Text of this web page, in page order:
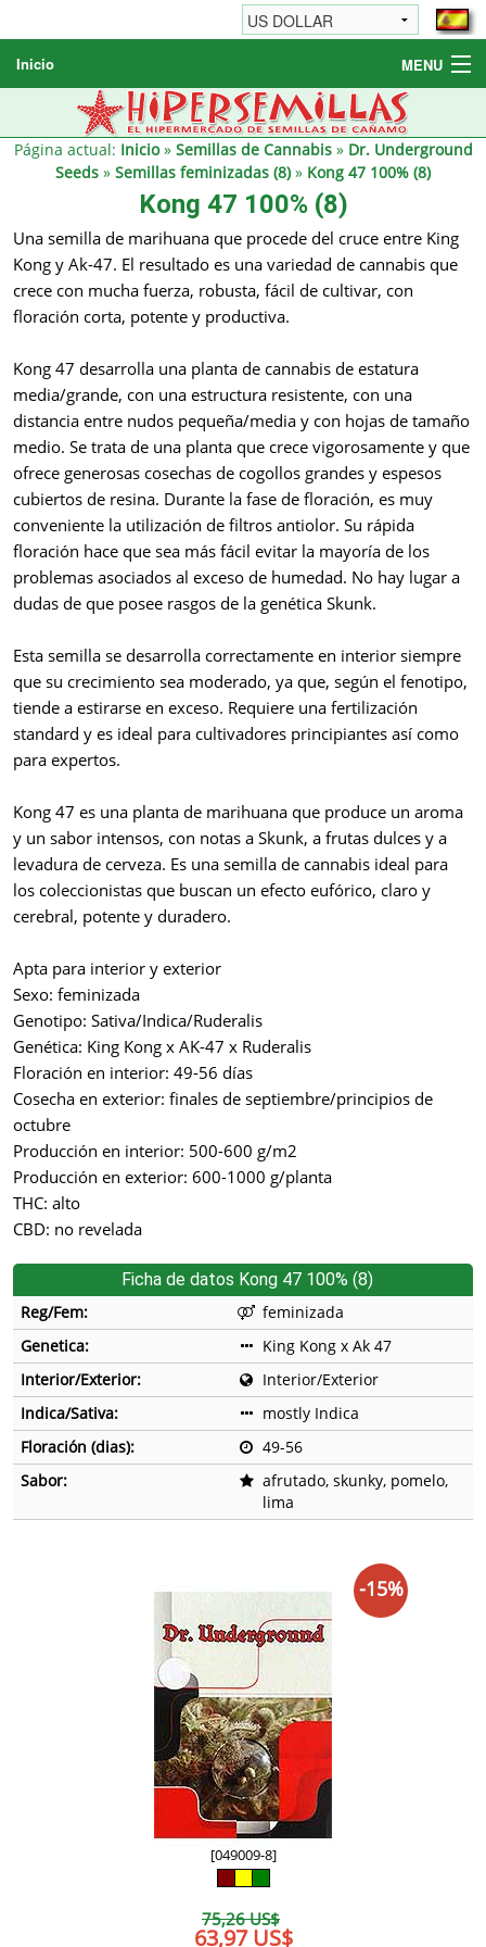
Inicio MENU
Semillas de cannabis
Otros productos
Revendedores
Página actual: Inicio» Semillas de Cannabis» Dr. Underground
Seeds » Semillas feminizadas (8)» Kong 47 100% (8)
Kong 47 100% (8)
Una semilla de marihuana que procede del cruce entre King
Kong y Ak-47. El resultado es una variedad de cannabis que
crece con mucha fuerza, robusta, fácil de cultivar, con
floración corta, potente y productiva.
Kong 47 desarrolla una planta de cannabis de estatura
media/grande, con una estructura resistente, con una
distancia entre nudos pequeña/media y con hojas de tamaño
medio. Se trata de una planta que crece vigorosamente y que
ofrece generosas cosechas de cogollos grandes y espesos
cubiertos de resina. Durante la fase de floración, es muy
conveniente la utilización de filtros antiolor. Su rápida
floración hace que sea más fácil evitar la mayoría de los
problemas asociados al exceso de humedad. No hay lugar a
dudas de que posee rasgos de la genética Skunk.
Esta semilla se desarrolla correctamente en interior siempre
que su crecimiento sea moderado, ya que, según el fenotipo,
tiende a estirarse en exceso. Requiere una fertilización
standard y es ideal para cultivadores principiantes así como
para expertos.
Kong 47 es una planta de marihuana que produce un aroma
y un sabor intensos, con notas a Skunk, a frutas dulces y a
levadura de cerveza. Es una semilla de cannabis ideal para
los coleccionistas que buscan un efecto eufórico, claro y
cerebral, potente y duradero.
Apta para interior y exterior
Sexo: feminizada
Genotipo: Sativa/Indica/Ruderalis
Genética: King Kong x AK-47 x Ruderalis
Floración en interior: 49-56 días
Cosecha en exterior: finales de septiembre/principios de
octubre
Producción en interior: 500-600 g/m2
Producción en exterior: 600-1000 g/planta
THC: alto
CBD: no revelada
Ficha de datos Kong 47 100% (8)
Reg/Fem:
feminizada
Genetica:
King Kong x Ak 47
Interior/Exterior:
Interior/Exterior
Indica/Sativa:
mostly Indica
Floración (dias):
49-56
Sabor:
afrutado, skunky, pomelo,
lima
[049009-8]
75,26 US$
63,97 US$
-15%